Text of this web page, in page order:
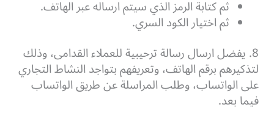
ثم كتابة الرمز الذي سيتم ارساله عبر الهاتف.
ثم اختيار الكود السري.
8. يفضل ارسال رسالة ترحيبية للعملاء القدامى، وذلك
لتذكيرهم برقم الهاتف، وتعريفهم بتواجد النشاط التجاري
على الواتساب، وطلب المراسلة عن طريق الواتساب
فيما بعد.